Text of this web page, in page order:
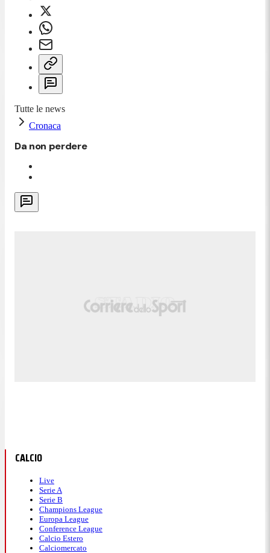
Tutte le news
Cronaca
Da non perdere
CALCIO
Live
Serie A
Serie B
Champions League
Europa League
Conference League
Calcio Estero
Calciomercato